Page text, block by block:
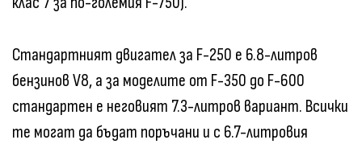
Стандартният двигател за F-250 е 6.8-литров
бензинов V8, а за моделите от F-350 до F-600
стандартен е неговият 7.3-литров вариант. Всички
те могат да бъдат поръчани и с 6.7-литровия